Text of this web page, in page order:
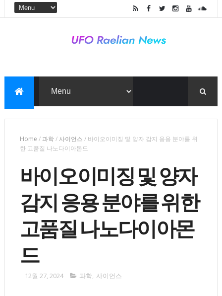
Home / 과학/ 사이언스 / 바이오이미징 및 양자 감지 응용 분야를 위
한 고품질 나노다이아몬드
바이오이미징 및 양자
감지 응용 분야를 위한
고품질 나노다이아몬
드
12월 27, 2024 과학, 사이언스